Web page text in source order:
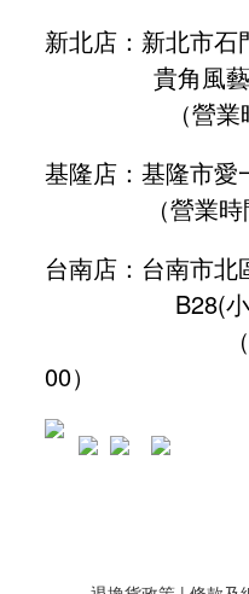
新北店：新北市
貴角風藝術
（營業時間
基隆店：基隆市愛
（營業時
台南店：台南市
B28(
00）